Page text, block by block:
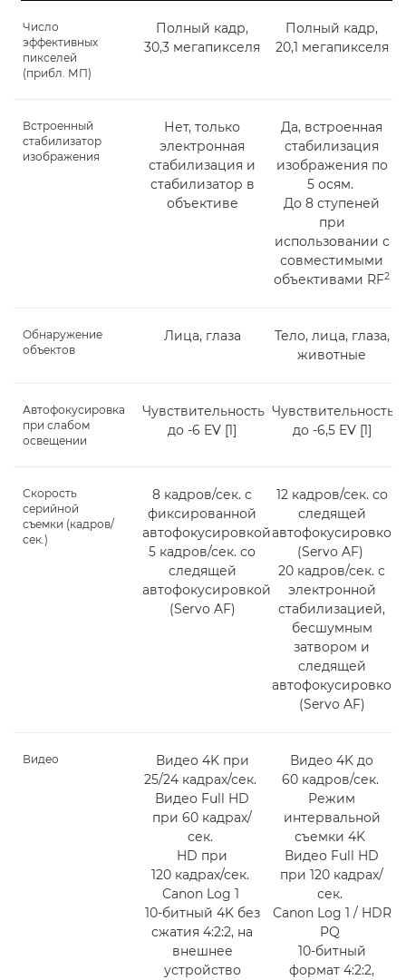
Число
эффективных
пикселей
(прибл. МП)
Полный кадр,
30,3 мегапикселя
Полный кадр,
20,1 мегапикселя
Встроенный
стабилизатор
изображения
Нет, только
электронная
стабилизация и
стабилизатор в
объективе
Да, встроенная
стабилизация
изображения по
5 осям.
До 8 ступеней
при
использовании с
совместимыми
объективами RF2
Обнаружение
объектов
Лица, глаза
Тело, лица, глаза,
животные
Автофокусировка
при слабом
освещении
Чувствительность
до -6 EV [1]
Чувствительность
до -6,5 EV [1]
Скорость
серийной
съемки (кадров/
сек.)
8 кадров/сек. с
фиксированной
автофокусировкой
5 кадров/сек. со
следящей
автофокусировкой
(Servo AF)
12 кадров/сек. со
следящей
автофокусировкой
(Servo AF)
20 кадров/сек. с
электронной
стабилизацией,
бесшумным
затвором и
следящей
автофокусировкой
(Servo AF)
Видео
Видео 4K при
25/24 кадрах/сек.
Видео Full HD
при 60 кадрах/
сек.
HD при
120 кадрах/сек.
Canon Log 1
10-битный 4K без
сжатия 4:2:2, на
внешнее
устройство
Видео 4K до
60 кадров/сек.
Режим
интервальной
съемки 4K
Видео Full HD
при 120 кадрах/
сек.
Canon Log 1 / HDR
PQ
10-битный
формат 4:2:2,